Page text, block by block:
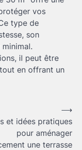
vos
type de
son
il peut être
en offrant un
et idées pratiques
pour aménager
une terrasse
⟶